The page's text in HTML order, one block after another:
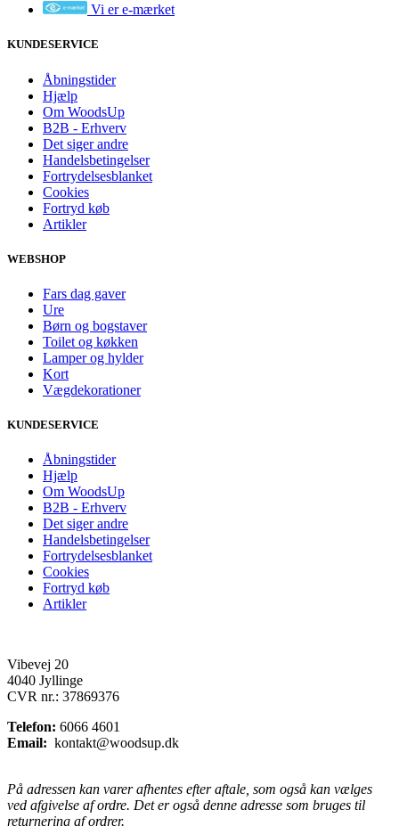
Vi er e-mærket
KUNDESERVICE
Åbningstider
Hjælp
Om WoodsUp
B2B - Erhverv
Det siger andre
Handelsbetingelser
Fortrydelsesblanket
Cookies
Fortryd køb
Artikler
WEBSHOP
Fars dag gaver
Ure
Børn og bogstaver
Toilet og køkken
Lamper og hylder
Kort
Vægdekorationer
KUNDESERVICE
Åbningstider
Hjælp
Om WoodsUp
B2B - Erhverv
Det siger andre
Handelsbetingelser
Fortrydelsesblanket
Cookies
Fortryd køb
Artikler
Vibevej 20
4040 Jyllinge
CVR nr.: 37869376
Telefon: 6066 4601
Email: kontakt@woodsup.dk
På adressen kan varer afhentes efter aftale, som også kan vælges
ved afgivelse af ordre. Det er også denne adresse som bruges til
returnering af ordrer.